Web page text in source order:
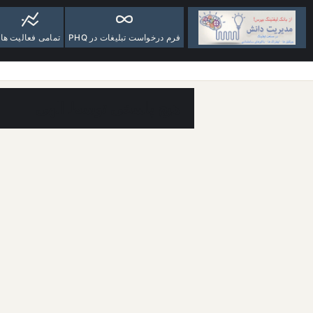
فرم درخواست تبلیغات در PHQ تمامی فعالیت ها